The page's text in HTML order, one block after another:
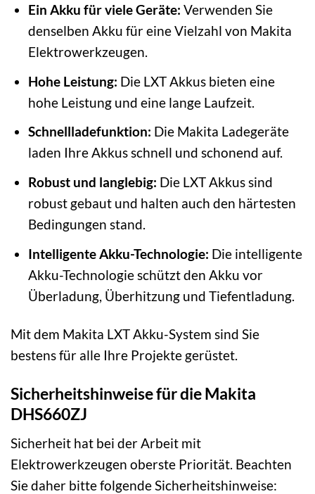
Ein Akku für viele Geräte: Verwenden Sie
denselben Akku für eine Vielzahl von Makita
Elektrowerkzeugen.
Hohe Leistung: Die LXT Akkus bieten eine
hohe Leistung und eine lange Laufzeit.
Schnellladefunktion: Die Makita Ladegeräte
laden Ihre Akkus schnell und schonend auf.
Robust und langlebig: Die LXT Akkus sind
robust gebaut und halten auch den härtesten
Bedingungen stand.
Intelligente Akku-Technologie: Die intelligente
Akku-Technologie schützt den Akku vor
Überladung, Überhitzung und Tiefentladung.
Mit dem Makita LXT Akku-System sind Sie
bestens für alle Ihre Projekte gerüstet.
Sicherheitshinweise für die Makita
DHS660ZJ
Sicherheit hat bei der Arbeit mit
Elektrowerkzeugen oberste Priorität. Beachten
Sie daher bitte folgende Sicherheitshinweise: